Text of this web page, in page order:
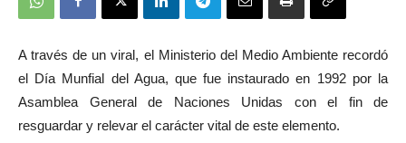
A través de un viral, el Ministerio del Medio Ambiente recordó
el Día Munfial del Agua, que fue instaurado en 1992 por la
Asamblea General de Naciones Unidas con el fin de
resguardar y relevar el carácter vital de este elemento.